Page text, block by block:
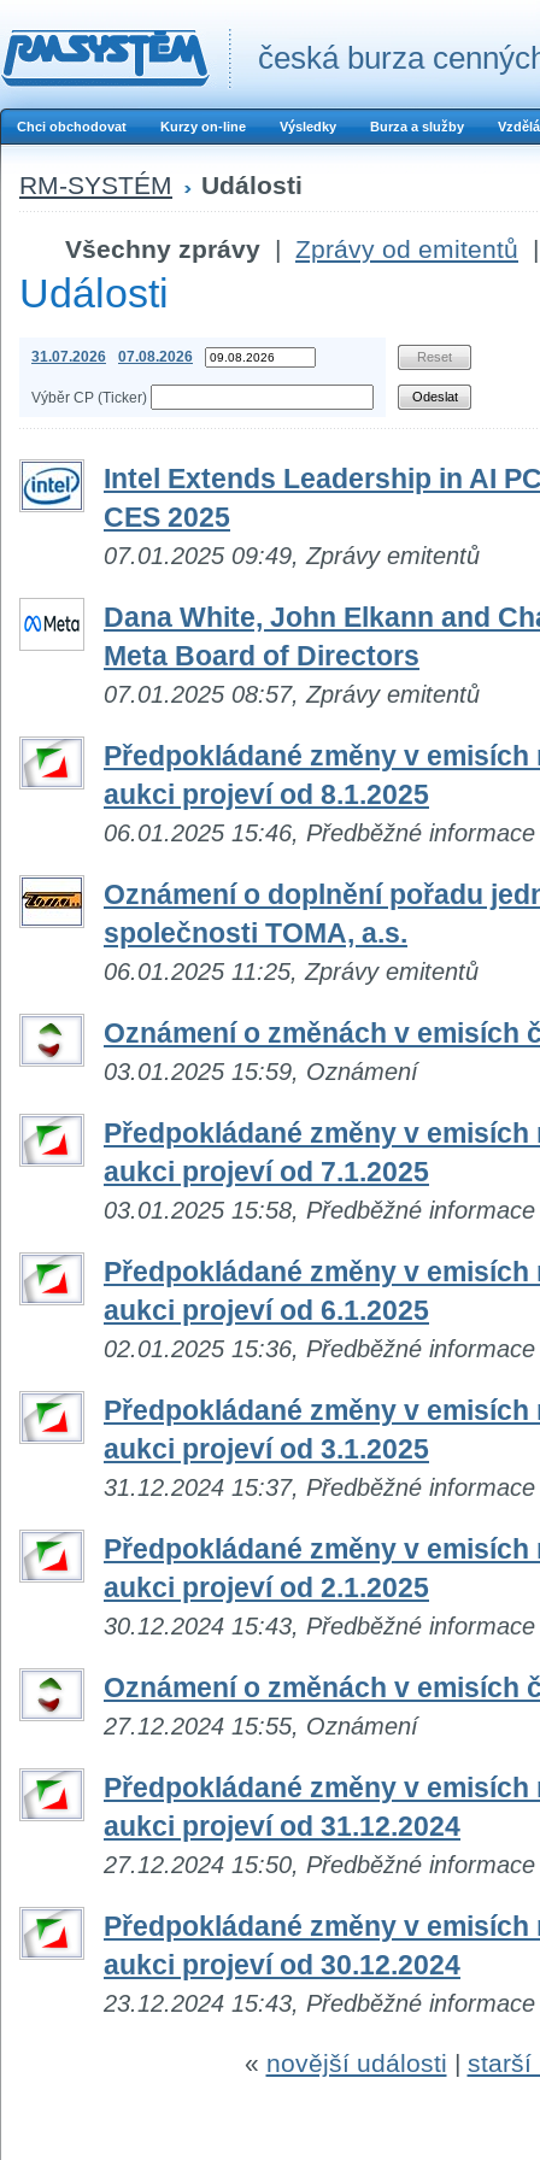
česká burza
Chci obchodovat Kurzy on-line Výsledky Burza a služby
RM-SYSTÉM Události
Všechny zprávy | Zprávy od emitentů |
Události
31.07.2026 07.08.2026
Výběr CP (Ticker)
Intel Extends Leadership in AI
CES 2025
07.01.2025 09:49, Zprávy emitentů
Dana White, John Elkann and
Meta Board of Directors
07.01.2025 08:57, Zprávy emitentů
Předpokládané změny v emisích
aukci projeví od 8.1.2025
06.01.2025 15:46, Předběžné informace
Oznámení o doplnění pořadu
společnosti TOMA, a.s.
06.01.2025 11:25, Zprávy emitentů
Oznámení o změnách v emisích
03.01.2025 15:59, Oznámení
Předpokládané změny v emisích
aukci projeví od 7.1.2025
03.01.2025 15:58, Předběžné informace
Předpokládané změny v emisích
aukci projeví od 6.1.2025
02.01.2025 15:36, Předběžné informace
Předpokládané změny v emisích
aukci projeví od 3.1.2025
31.12.2024 15:37, Předběžné informace
Předpokládané změny v emisích
aukci projeví od 2.1.2025
30.12.2024 15:43, Předběžné informace
Oznámení o změnách v emisích
27.12.2024 15:55, Oznámení
Předpokládané změny v emisích
aukci projeví od 31.12.2024
27.12.2024 15:50, Předběžné informace
Předpokládané změny v emisích
aukci projeví od 30.12.2024
23.12.2024 15:43, Předběžné informace
« novější události | starší